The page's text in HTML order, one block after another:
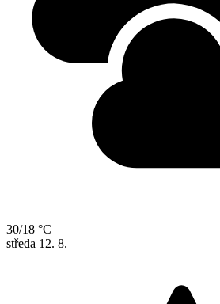
30/18 °C
středa 12. 8.